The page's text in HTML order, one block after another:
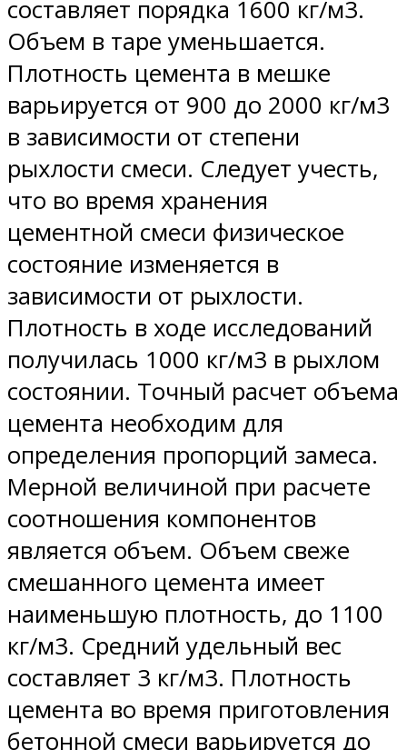
составляет порядка 1600 кг/м3.
Объем в таре уменьшается.
Плотность цемента в мешке
варьируется от 900 до 2000 кг/м3
в зависимости от степени
рыхлости смеси. Следует учесть,
что во время хранения
цементной смеси физическое
состояние изменяется в
зависимости от рыхлости.
Плотность в ходе исследований
получилась 1000 кг/м3 в рыхлом
состоянии. Точный расчет объема
цемента необходим для
определения пропорций замеса.
Мерной величиной при расчете
соотношения компонентов
является объем. Объем свеже
смешанного цемента имеет
наименьшую плотность, до 1100
кг/м3. Средний удельный вес
составляет 3 кг/м3. Плотность
цемента во время приготовления
бетонной смеси варьируется до